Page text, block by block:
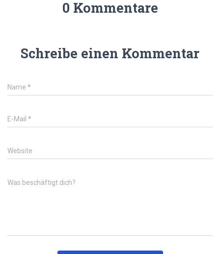
0 Kommentare
Schreibe einen Kommentar
Name *
E-Mail *
Website
Was beschäftigt dich?